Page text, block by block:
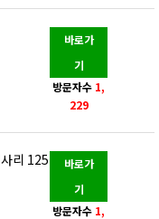
바로가
기
방문자수 1,
229
리 125
바로가
기
방문자수 1,